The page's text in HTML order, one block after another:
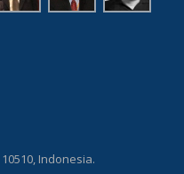
Indonesia.